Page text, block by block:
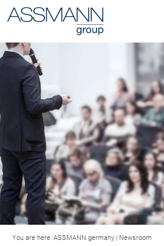
You are here: ASSMANN germany | Newsroom